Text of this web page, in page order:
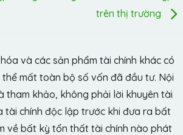
trên thị trường
và các sản phẩm tài chính khác có
mất toàn bộ số vốn đã đầu tư. Nội
tham khảo, không phải lời khuyên tài
tài chính độc lập trước khi đưa ra bất
về bất kỳ tổn thất tài chính nào phát